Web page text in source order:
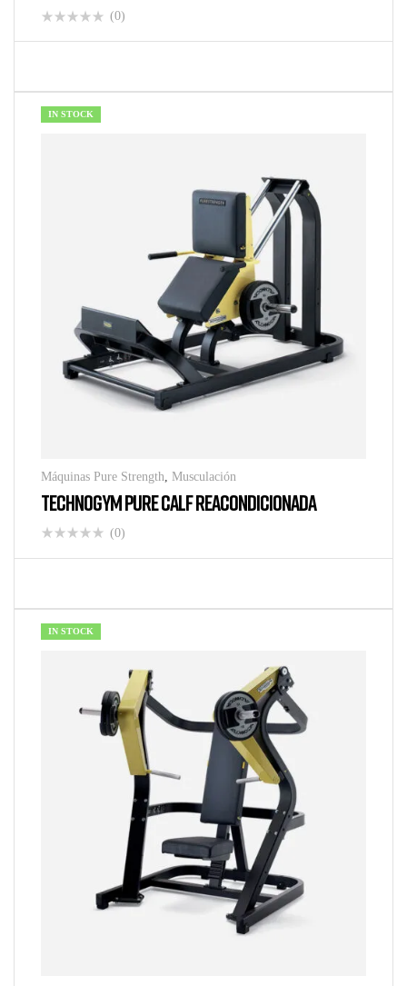
(0)
IN STOCK
Máquinas Pure Strength, Musculación
TECHNOGYM PURE CALF REACONDICIONADA
(0)
IN STOCK